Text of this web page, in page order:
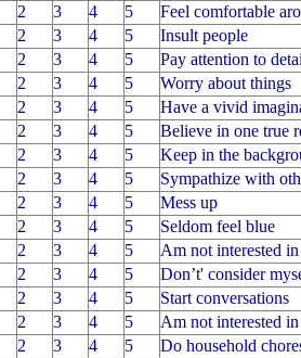
2 3 4 5 Feel comfortable
2 3 4 5 Insult people
2 3 4 5 Pay attention to
2 3 4 5 Worry about things
2 3 4 5 Have a vivid
2 3 4 5 Believe in one true
2 3 4 5 Keep in the
2 3 4 5 Sympathize with
2 3 4 5 Mess up
2 3 4 5 Seldom feel blue
2 3 4 5 Am not interested in
2 3 4 5 Don’t' consider
2 3 4 5 Start conversations
2 3 4 5 Am not interested
2 3 4 5 Do household